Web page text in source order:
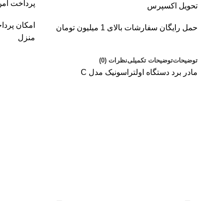
تحویل اکسپرس
حمل رایگان سفارشات بالای 1 میلیون تومان
پرداخت
امکان
منزل
توضیحاتتوضیحات تکمیلینظرات (0)
مادر برد دستگاه اولتراسونیک مدل C